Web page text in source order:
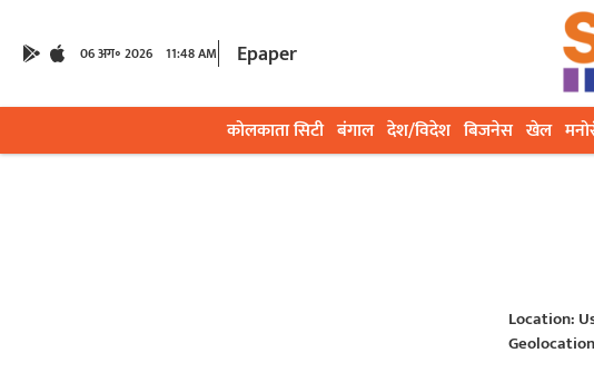
06 अग॰ 2026 11:48 AM Epaper
कोलकाता सिटी बंगाल देश/विदेश बिजनेस खेल
Location:
Geolocation